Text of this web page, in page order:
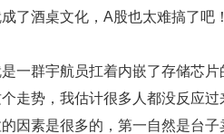
了酒桌文化，A股也太难搞了吧！
一群宇航员扛着内嵌了存储芯
走势，我估计很多人都没反应
因素是很多的，第一自然是台